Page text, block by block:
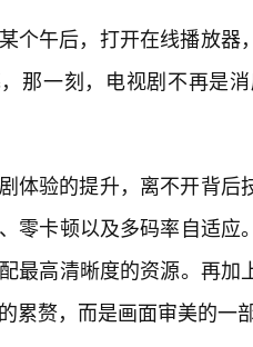
个午后，打开在线播放
那一刻，电视剧不再是
体验的提升，离不开背后
零卡顿以及多码率自适
最高清晰度的资源。再
累赘，而是画面审美的一